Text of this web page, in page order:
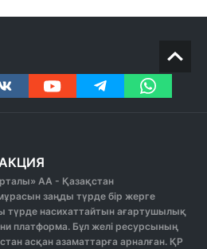
АА - Қазақстан
заңды түрде бір жерге
түрде насихаттайтын ағартушылық
платформа. Бұл желі ресурсының
асқан азаматтарға арналған. ҚР